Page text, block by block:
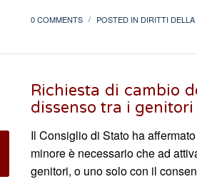
0 COMMENTS / POSTED IN DIRITTI
Richiesta di cambio
dissenso tra i genitori
Il Consiglio di Stato ha
minore è necessario che ad
genitori, o uno solo con il